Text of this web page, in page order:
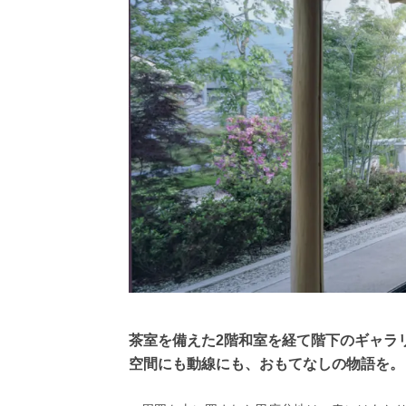
茶室を備えた2階和室を経て階下のギャラ
空間にも動線にも、おもてなしの物語を。